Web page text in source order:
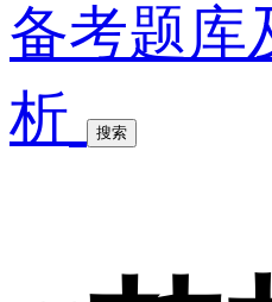
备考题库
析
搜索